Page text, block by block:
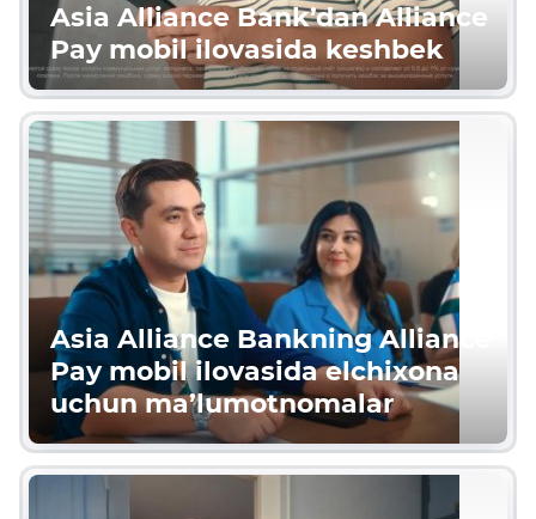
Asia Alliance Bank’dan Alliance
Pay mobil ilovasida keshbek
Asia Alliance Bankning Alliance
Pay mobil ilovasida elchixona
uchun ma’lumotnomalar